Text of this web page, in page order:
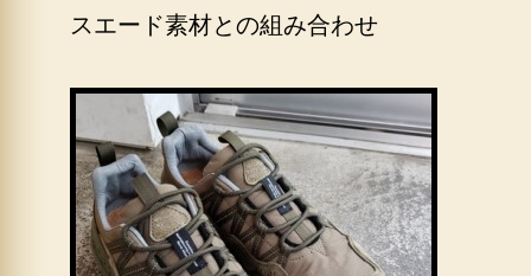
スエード素材との組み合わせ